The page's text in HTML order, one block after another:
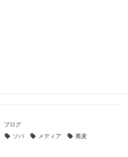
ブログ
ソバ メディア 蕎麦